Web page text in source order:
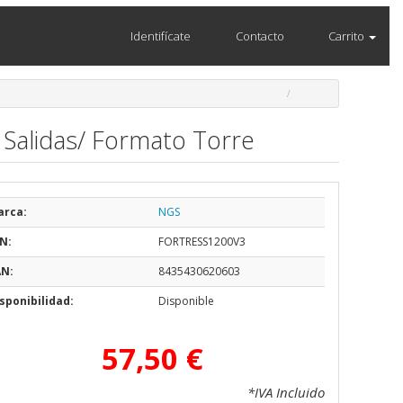
Identifícate Contacto Carrito
Formato Torre
NGS
FORTRESS1200V3
8435430620603
Disponible
57,50 €
*IVA Incluido